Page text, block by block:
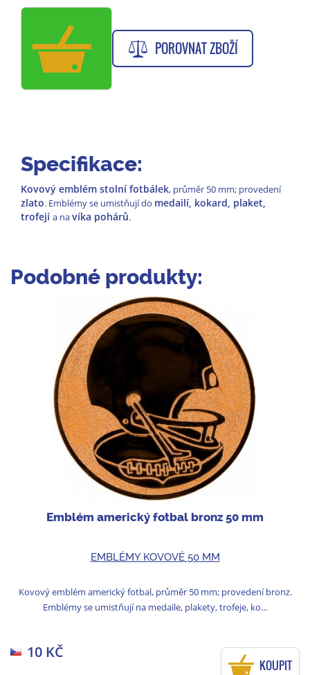
POROVNAT ZBOŽÍ
Specifikace:
Kovový emblém stolní fotbálek, průměr 50 mm; provedení
zlato. Emblémy se umistňují do medailí, kokard, plaket,
trofejía navíka pohárů.
Podobné produkty:
Emblém americký fotbal bronz 50 mm
EMBLÉMY KOVOVÉ 50 MM
Kovový emblém americký fotbal, průměr 50 mm; provedení bronz.
Emblémy se umistňují na medaile, plakety, trofeje, ko...
10 KČ
KOUPIT